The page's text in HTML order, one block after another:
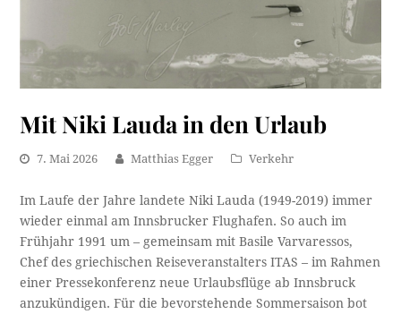
Mit Niki Lauda in den Urlaub
7. Mai 2026 Matthias Egger Verkehr
Im Laufe der Jahre landete Niki Lauda (1949-2019) immer
wieder einmal am Innsbrucker Flughafen. So auch im
Frühjahr 1991 um – gemeinsam mit Basile Varvaressos,
Chef des griechischen Reiseveranstalters ITAS – im Rahmen
einer Pressekonferenz neue Urlaubsflüge ab Innsbruck
anzukündigen. Für die bevorstehende Sommersaison bot